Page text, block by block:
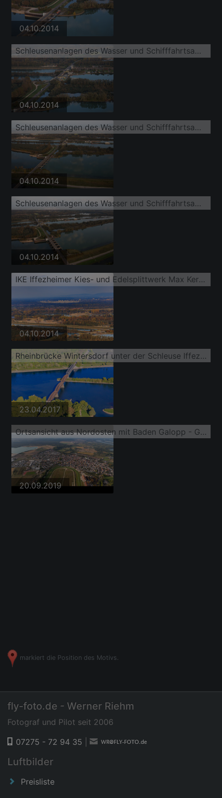
04.10.2014
Schleusenanlagen des Wasser und Schifffahrtsamt Freiburg und der EnBW Energie Baden-Württemberg AG, Rheinkraftwerk Iffezheim am Ufer der Wasserstraße Rhein
04.10.2014
Schleusenanlagen des Wasser und Schifffahrtsamt Freiburg und der EnBW Energie Baden-Württemberg AG, Rheinkraftwerk Iffezheim am Ufer der Wasserstraße Rhein
04.10.2014
Schleusenanlagen des Wasser und Schifffahrtsamt Freiburg und der EnBW Energie Baden-Württemberg AG, Rheinkraftwerk Iffezheim am Ufer der Wasserstraße Rhein
04.10.2014
IKE Iffezheimer Kies- und Edelsplittwerk Max Kern GmbH & Co. KG an der Kiesgrube am Rhein
04.10.2014
Rheinbrücke Wintersdorf unter der Schleuse Iffezheim
23.04.2017
Ortsansicht aus Nordosten mit Baden Galopp - Galopprennbahn Baden-Baden
20.09.2019
markiert die Position des Motivs.
fly-foto.de - Werner Riehm
Fotograf und Pilot seit 2006
07275 - 72 94 35
Luftbilder
Preisliste